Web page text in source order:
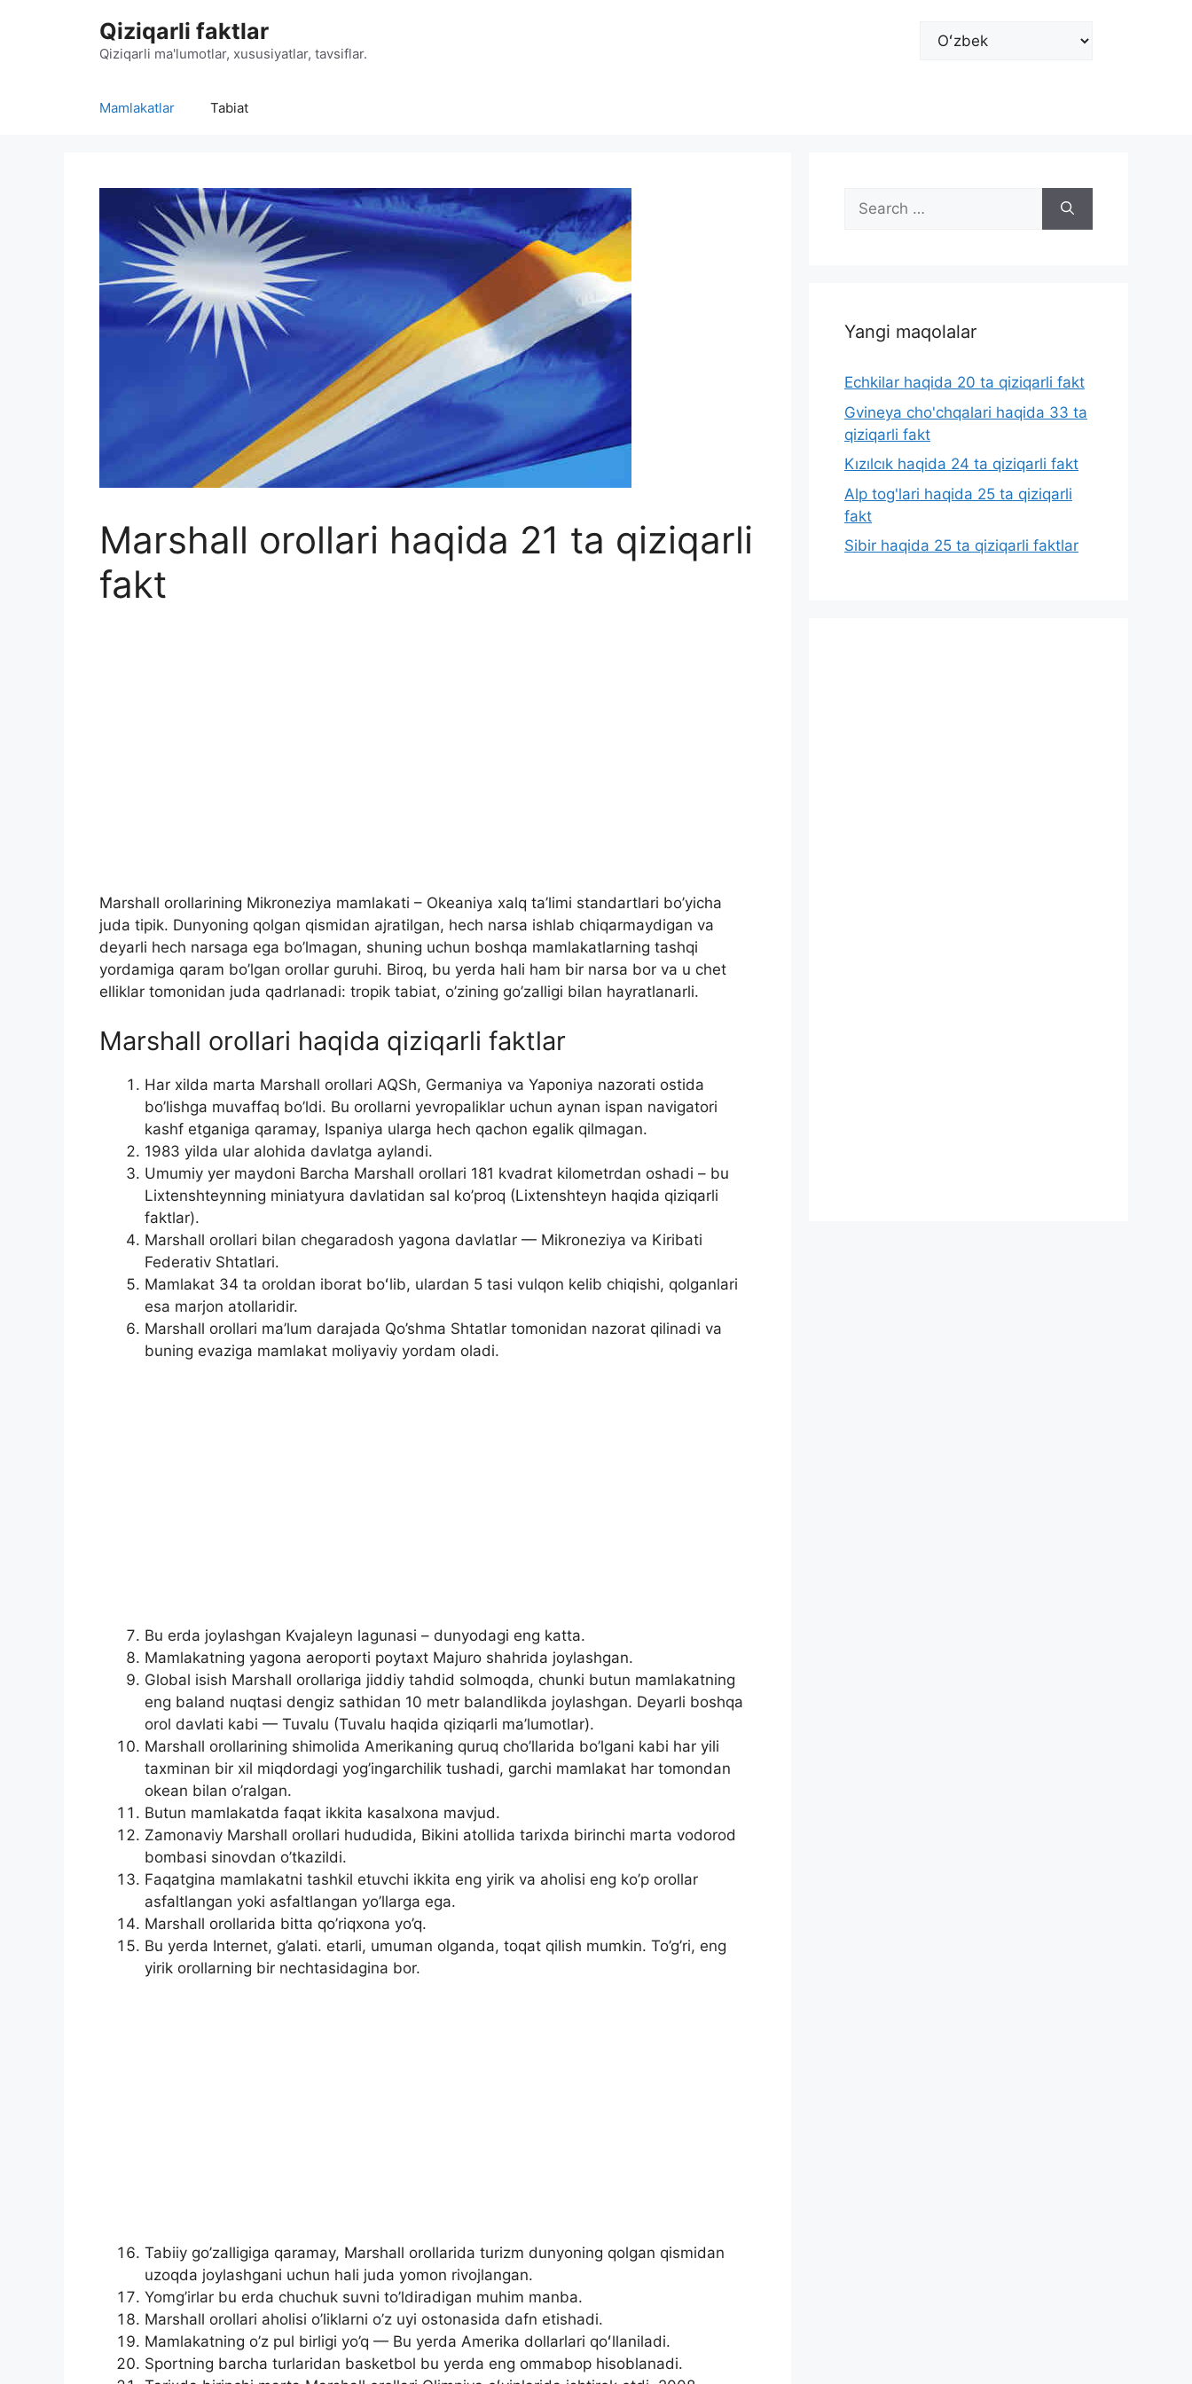
Qiziqarli faktlar
Qiziqarli ma'lumotlar, xususiyatlar, tavsiflar.
Choose
Mamlakatlar Tabiat
Marshall orollari haqida 21 ta qiziqarli
fakt
Marshall orollarining Mikroneziya mamlakati – Okeaniya xalq ta’limi standartlari bo’yicha
juda tipik. Dunyoning qolgan qismidan ajratilgan, hech narsa ishlab chiqarmaydigan va
deyarli hech narsaga ega bo’lmagan, shuning uchun boshqa mamlakatlarning tashqi
yordamiga qaram bo’lgan orollar guruhi. Biroq, bu yerda hali ham bir narsa bor va u chet
elliklar tomonidan juda qadrlanadi: tropik tabiat, o’zining go’zalligi bilan hayratlanarli.
Marshall orollari haqida qiziqarli faktlar
Har xilda marta Marshall orollari AQSh, Germaniya va Yaponiya nazorati ostida
bo’lishga muvaffaq bo’ldi. Bu orollarni yevropaliklar uchun aynan ispan navigatori
kashf etganiga qaramay, Ispaniya ularga hech qachon egalik qilmagan.
1983 yilda ular alohida davlatga aylandi.
Umumiy yer maydoni Barcha Marshall orollari 181 kvadrat kilometrdan oshadi – bu
Lixtenshteynning miniatyura davlatidan sal ko’proq (Lixtenshteyn haqida qiziqarli
faktlar).
Marshall orollari bilan chegaradosh yagona davlatlar — Mikroneziya va Kiribati
Federativ Shtatlari.
Mamlakat 34 ta oroldan iborat boʻlib, ulardan 5 tasi vulqon kelib chiqishi, qolganlari
esa marjon atollaridir.
Marshall orollari ma’lum darajada Qo’shma Shtatlar tomonidan nazorat qilinadi va
buning evaziga mamlakat moliyaviy yordam oladi.
Bu erda joylashgan Kvajaleyn lagunasi – dunyodagi eng katta.
Mamlakatning yagona aeroporti poytaxt Majuro shahrida joylashgan.
Global isish Marshall orollariga jiddiy tahdid solmoqda, chunki butun mamlakatning
eng baland nuqtasi dengiz sathidan 10 metr balandlikda joylashgan. Deyarli boshqa
orol davlati kabi — Tuvalu (Tuvalu haqida qiziqarli ma’lumotlar).
Marshall orollarining shimolida Amerikaning quruq cho’llarida bo’lgani kabi har yili
taxminan bir xil miqdordagi yog’ingarchilik tushadi, garchi mamlakat har tomondan
okean bilan o’ralgan.
Butun mamlakatda faqat ikkita kasalxona mavjud.
Zamonaviy Marshall orollari hududida, Bikini atollida tarixda birinchi marta vodorod
bombasi sinovdan o’tkazildi.
Faqatgina mamlakatni tashkil etuvchi ikkita eng yirik va aholisi eng ko’p orollar
asfaltlangan yoki asfaltlangan yo’llarga ega.
Marshall orollarida bitta qo’riqxona yo’q.
Bu yerda Internet, g’alati. etarli, umuman olganda, toqat qilish mumkin. To’g’ri, eng
yirik orollarning bir nechtasidagina bor.
Tabiiy go’zalligiga qaramay, Marshall orollarida turizm dunyoning qolgan qismidan
uzoqda joylashgani uchun hali juda yomon rivojlangan.
Yomg’irlar bu erda chuchuk suvni to’ldiradigan muhim manba.
Marshall orollari aholisi o’liklarni o’z uyi ostonasida dafn etishadi.
Mamlakatning o’z pul birligi yo’q — Bu yerda Amerika dollarlari qoʻllaniladi.
Sportning barcha turlaridan basketbol bu yerda eng ommabop hisoblanadi.
Search
for:
Yangi maqolalar
Echkilar haqida 20 ta qiziqarli fakt
Gvineya cho'chqalari haqida 33 ta
qiziqarli fakt
Kızılcık haqida 24 ta qiziqarli fakt
Alp tog'lari haqida 25 ta qiziqarli
fakt
Sibir haqida 25 ta qiziqarli faktlar